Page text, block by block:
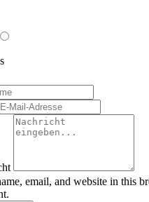
email, and website in this